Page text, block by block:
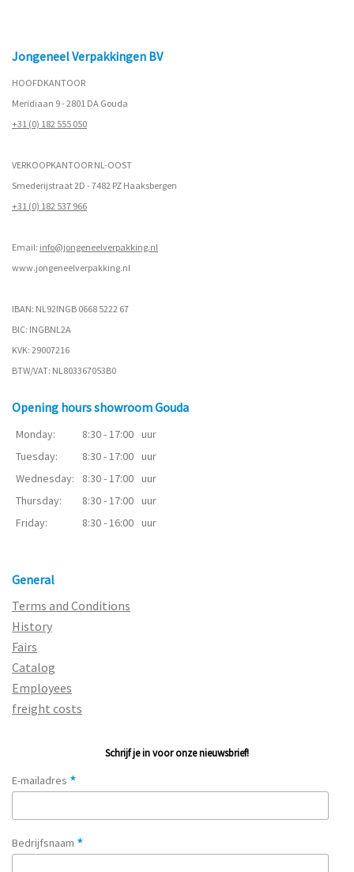
Jongeneel Verpakkingen BV
HOOFDKANTOOR
Meridiaan 9 - 2801 DA Gouda
+31 (0) 182 555 050
VERKOOPKANTOOR NL-OOST
Smederijstraat 2D - 7482 PZ Haaksbergen
+31 (0) 182 537 966
Email: info@jongeneelverpakking.nl
www.jongeneelverpakking.nl
IBAN: NL92INGB 0668 5222 67
BIC: INGBNL2A
KVK: 29007216
BTW/VAT: NL803367053B0
Opening hours showroom Gouda
Monday: 8:30 - 17:00 uur
Tuesday:
8:30 - 17:00 uur
Wednesday:
8:30 - 17:00 uur
Thursday:
8:30 - 17:00 uur
Friday:
8:30 - 16:00 uur
General
Terms and Conditions
History
Fairs
Catalog
Employees
freight costs
Schrijf je in voor onze nieuwsbrief!
E-mailadres *
Bedrijfsnaam *